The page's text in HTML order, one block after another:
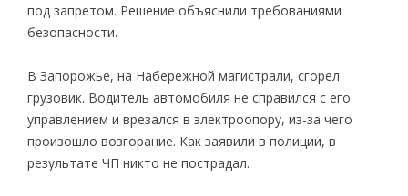
под запретом. Решение объяснили требованиями
безопасности.
В Запорожье, на Набережной магистрали, сгорел
грузовик. Водитель автомобиля не справился с его
управлением и врезался в электроопору, из-за чего
произошло возгорание. Как заявили в полиции, в
результате ЧП никто не пострадал.